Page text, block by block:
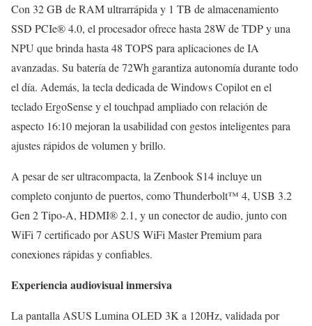
Con 32 GB de RAM ultrarrápida y 1 TB de almacenamiento
SSD PCIe® 4.0, el procesador ofrece hasta 28W de TDP y una
NPU que brinda hasta 48 TOPS para aplicaciones de IA
avanzadas. Su batería de 72Wh garantiza autonomía durante todo
el día. Además, la tecla dedicada de Windows Copilot en el
teclado ErgoSense y el touchpad ampliado con relación de
aspecto 16:10 mejoran la usabilidad con gestos inteligentes para
ajustes rápidos de volumen y brillo.
A pesar de ser ultracompacta, la Zenbook S14 incluye un
completo conjunto de puertos, como Thunderbolt™ 4, USB 3.2
Gen 2 Tipo-A, HDMI® 2.1, y un conector de audio, junto con
WiFi 7 certificado por ASUS WiFi Master Premium para
conexiones rápidas y confiables.
Experiencia audiovisual inmersiva
La pantalla ASUS Lumina OLED 3K a 120Hz, validada por